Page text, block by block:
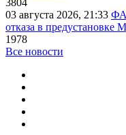
3804
03 августа 2026, 21:33
отказа в предустановке
1978
Все новости